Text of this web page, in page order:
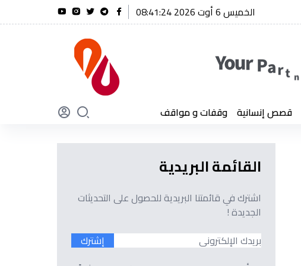
الفريق أول شنقريحة يؤكد أن الجزائر لن تنسى أبدًا تضحيات أبنائها
الخميس 6 أوت 2026 08:41:25
قصص إنسانية وقفات و مواقف
القائمة البريدية
اشترك في قائمتنا البريدية للحصول على التحديثات
الجديدة !
إشترك